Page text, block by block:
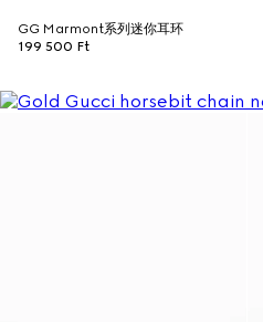
GG Marmont系列迷你耳环
199 500 Ft